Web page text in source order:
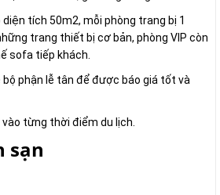
diện tích 50m2, mỗi phòng trang bị 1
trang thiết bị cơ bản, phòng VIP còn
sofa tiếp khách.
bộ phận lễ tân để được báo giá tốt và
từng thời điểm du lịch.
sạn